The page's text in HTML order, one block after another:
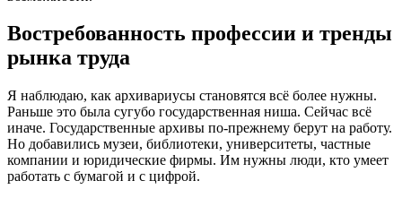
Востребованность профессии и тренды
рынка труда
Я наблюдаю, как архивариусы становятся всё более нужны.
Раньше это была сугубо государственная ниша. Сейчас всё
иначе. Государственные архивы по‑прежнему берут на работу.
Но добавились музеи, библиотеки, университеты, частные
компании и юридические фирмы. Им нужны люди, кто умеет
работать с бумагой и с цифрой.